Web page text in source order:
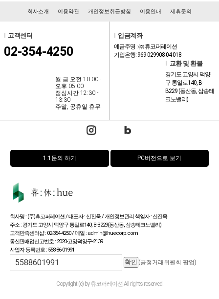
회사소개 이용약관 개인정보취급방침 이용안내 제휴문의
고객센터
02-354-4250
월-금 오전 10:00 -
오후 05:00
점심시간 12:30 -
13:30
주말, 공휴일 휴무
입금계좌
예금주명 : ㈜ 휴코퍼레이션
기업은행: 969-029908-04-018
교환 및 환불
경기도 고양시 덕양
구 통일로140, B-
B229 (동산동, 삼송테
크노밸리)
1:1문의 하기 PC버전으로 보기
회사명 : (주)휴코퍼레이션 / 대표자 : 신진욱 / 개인정보관리 책임자 : 신진욱
주소 : 경기도 고양시 덕양구 통일로140, B-B229(동산동, 삼송테크노밸리)
고객만족센터샵 : 02-354-4250 / 메일 : admin@huecorp.com
통신판매업신고번호 : 2020-고양덕양구-2139
사업자 등록번호 : 558-86-01991
(공정거래위원회 팝업)
Copyright (c) by 휴코퍼레이션 All rights reserved.